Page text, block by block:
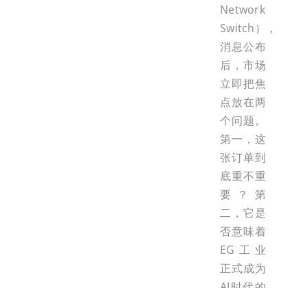
Network
Switch），
消息公布
后，市场
立即把焦
点放在两
个问题。
第一，这
张订单到
底重不重
要？第
二，它是
否意味着
EG工业
正式成为